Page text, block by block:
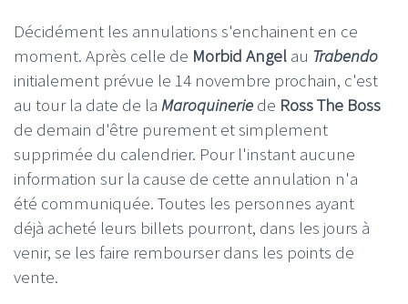
Décidément les annulations s'enchainent en ce
moment. Après celle de Morbid Angel au Trabendo
initialement prévue le 14 novembre prochain, c'est
au tour la date de la Maroquinerie de Ross The Boss
de demain d'être purement et simplement
supprimée du calendrier. Pour l'instant aucune
information sur la cause de cette annulation n'a
été communiquée. Toutes les personnes ayant
déjà acheté leurs billets pourront, dans les jours à
venir, se les faire rembourser dans les points de
vente.